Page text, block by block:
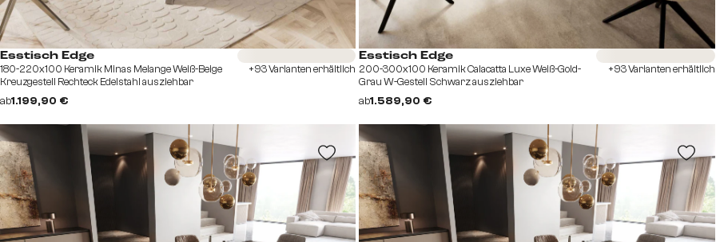
Esstisch Edge
180-220x100 Keramik Minas Melange Weiß-Beige
Kreuzgestell Rechteck Edelstahl ausziehbar
ab1.199,90 €
Sofort versandfertig
+93 Varianten erhältlich
Esstisch Edge
200-300x100 Keramik Calacatta Luxe Weiß-Gold-
Grau W-Gestell Schwarz ausziehbar
ab1.589,90 €
Sofort versandfertig
+93 Varianten erhältlich